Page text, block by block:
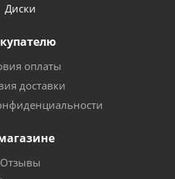
Диски
оплаты
доставки
Отзывы